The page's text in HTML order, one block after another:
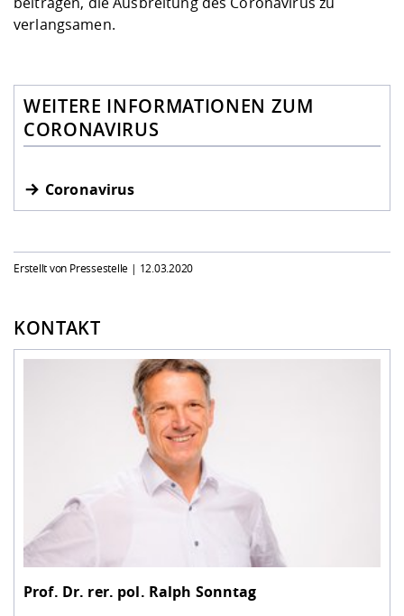
verlangsamen.
WEITERE INFORMATIONEN ZUM
CORONAVIRUS
Coronavirus
Erstellt von Pressestelle | 12.03.2020
KONTAKT
Prof. Dr. rer. pol. Ralph Sonntag